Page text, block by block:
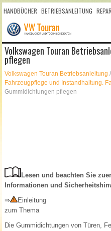
HANDBÜCHER BETRIEBSANLEITUNG
SUCHLAUF
Volkswagen Touran
pflegen
Volkswagen Touran Betriebsanleitung /
Fahrzeugpflege und Instandhaltung.
Gummidichtungen pflegen
Lesen und beachten Sie
Informationen und
⇒
Einleitung
zum Thema
Die Gummidichtungen von Türen,